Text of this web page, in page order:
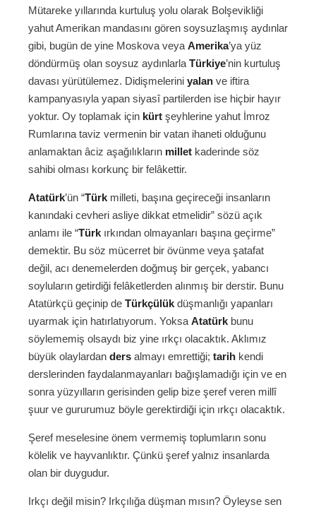
Mütareke yıllarında kurtuluş yolu olarak Bolşevikliği
yahut Amerikan mandasını gören soysuzlaşmış aydınlar
gibi, bugün de yine Moskova veya Amerika’ya yüz
döndürmüş olan soysuz aydınlarla Türkiye’nin kurtuluş
davası yürütülemez. Didişmelerini yalan ve iftira
kampanyasıyla yapan siyasî partilerden ise hiçbir hayır
yoktur. Oy toplamak için kürt şeyhlerine yahut İmroz
Rumlarına taviz vermenin bir vatan ihaneti olduğunu
anlamaktan âciz aşağılıkların millet kaderinde söz
sahibi olması korkunç bir felâkettir.
Atatürk’ün “Türk milleti, başına geçireceği insanların
kanındaki cevheri asliye dikkat etmelidir” sözü açık
anlamı ile “Türk ırkından olmayanları başına geçirme”
demektir. Bu söz mücerret bir övünme veya şatafat
değil, acı denemelerden doğmuş bir gerçek, yabancı
soyluların getirdiği felâketlerden alınmış bir derstir. Bunu
Atatürkçü geçinip de Türkçülük düşmanlığı yapanları
uyarmak için hatırlatıyorum. Yoksa Atatürk bunu
söylememiş olsaydı biz yine ırkçı olacaktık. Aklımız
büyük olaylardan ders almayı emrettiği; tarih kendi
derslerinden faydalanmayanları bağışlamadığı için ve en
sonra yüzyılların gerisinden gelip bize şeref veren millî
şuur ve gururumuz böyle gerektirdiği için ırkçı olacaktık.
Şeref meselesine önem vermemiş toplumların sonu
kölelik ve hayvanlıktır. Çünkü şeref yalnız insanlarda
olan bir duygudur.
Irkçı değil misin? Irkçılığa düşman mısın? Öyleyse sen